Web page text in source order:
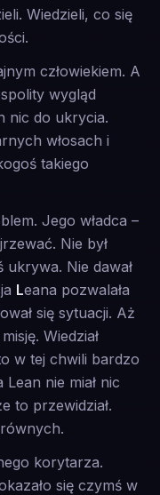
Wiedzieli, co się
człowiekiem. A
wygląd
nic do ukrycia.
włosach i
takiego
Jego władca –
Nie był
ukrywa. Nie dawał
Leana pozwalała
się sytuacji. Aż
Wiedział
w tej chwili bardzo
nie miał nic
to przewidział.
równych.
korytarza.
się czymś w